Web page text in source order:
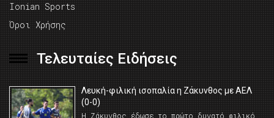
Ionian Sports
Όροι Χρήσης
Τελευταίες Ειδήσεις
Λευκή-φιλική ισοπαλία η Ζάκυνθος με ΑΕΛ
(0-0)
Η Ζάκυνθος έδωσε το πρώτο δυνατό φιλικό